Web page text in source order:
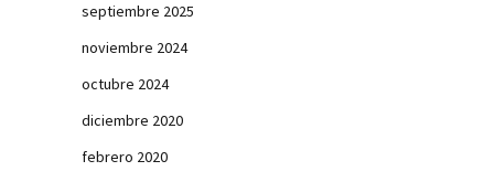
septiembre 2025
noviembre 2024
octubre 2024
diciembre 2020
febrero 2020